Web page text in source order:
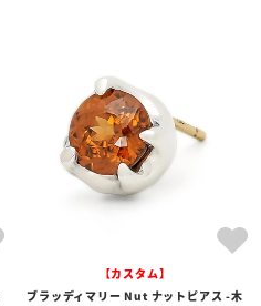
【カスタム】
ブラッディマリー Nut ナットピアス -木